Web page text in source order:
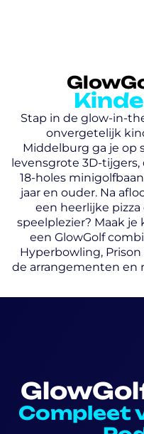
Stap in de glow-in-
onvergetelijk
Middelburg ga je op
levensgrote 3D-
18-holes
jaar en ouder. Na
een heerlijke
speelplezier? Maak
een GlowGolf
Hyperbowling,
de arrangementen en
Compleet